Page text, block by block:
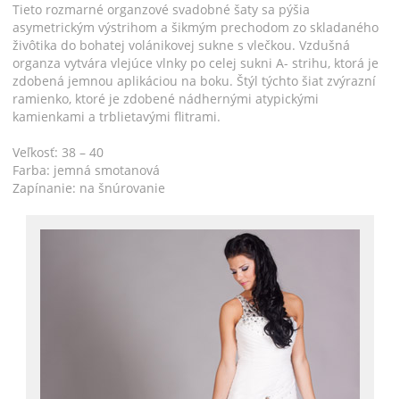
Tieto rozmarné organzové svadobné šaty sa pýšia
asymetrickým výstrihom a šikmým prechodom zo skladaného
živôtika do bohatej volánikovej sukne s vlečkou. Vzdušná
organza vytvára vlejúce vlnky po celej sukni A- strihu, ktorá je
zdobená jemnou aplikáciou na boku. Štýl týchto šiat zvýrazní
ramienko, ktoré je zdobené nádhernými atypickými
kamienkami a trblietavými flitrami.
Veľkosť: 38 – 40
Farba: jemná smotanová
Zapínanie: na šnúrovanie